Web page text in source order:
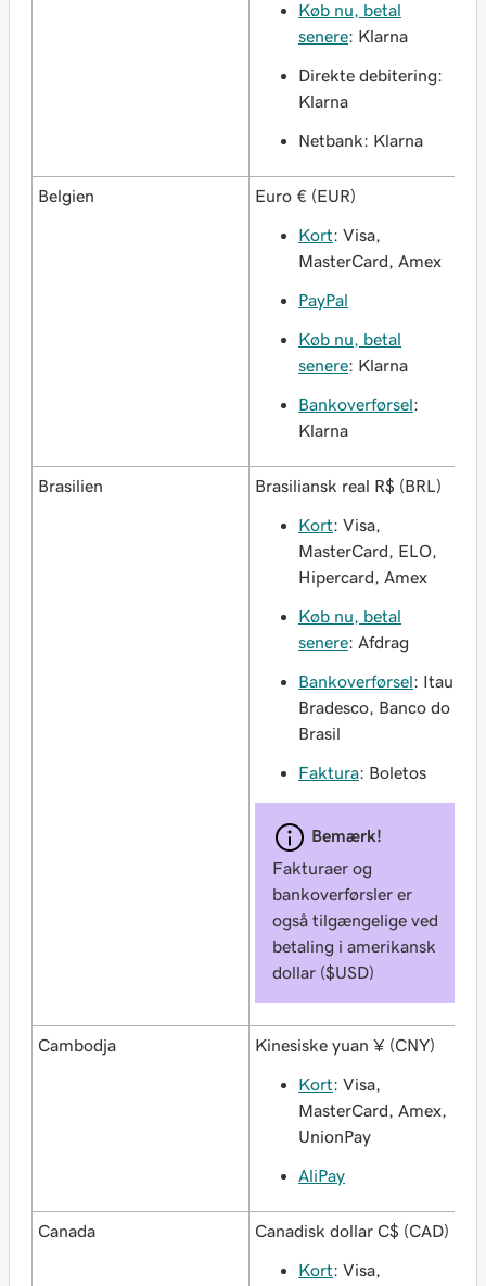
Køb nu, betal
senere: Klarna
Direkte debitering:
Klarna
Netbank: Klarna
Belgien Euro € (EUR)
Kort: Visa,
MasterCard, Amex
PayPal
Køb nu, betal
senere: Klarna
Bankoverførsel:
Klarna
Brasilien Brasiliansk real R$ (BRL)
Kort: Visa,
MasterCard, ELO,
Hipercard, Amex
Køb nu, betal
senere: Afdrag
Bankoverførsel: Itau,
Bradesco, Banco do
Brasil
Faktura: Boletos
Bemærk!
Fakturaer og
bankoverførsler er
også tilgængelige ved
betaling i amerikansk
dollar ($USD)
Cambodja Kinesiske yuan ¥ (CNY)
Kort: Visa,
MasterCard, Amex,
UnionPay
AliPay
Canada Canadisk dollar C$ (CAD)
Kort: Visa,